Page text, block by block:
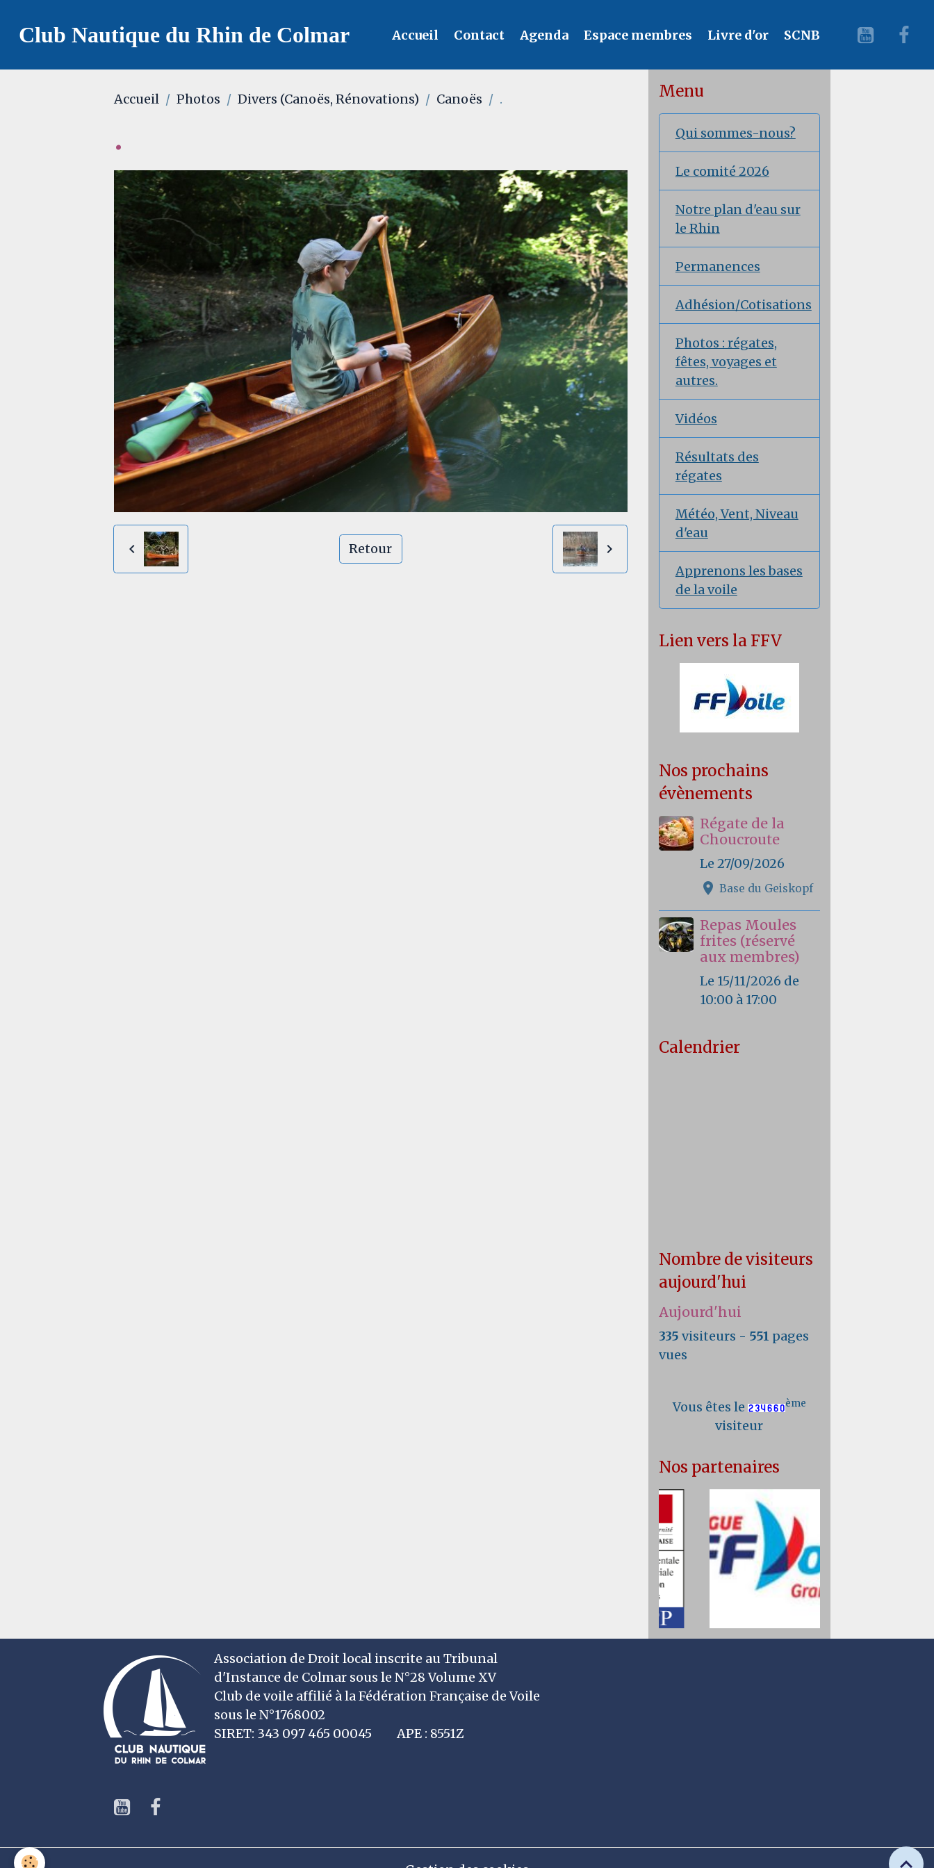
Club Nautique du Rhin de Colmar Accueil Contact Agenda Espace membres Livre d'or SCNB
Accueil Photos Divers (Canoës, Rénovations) Canoës .
.
Retour
Menu
Qui sommes-nous?
Le comité 2026
Notre plan d'eau sur
le Rhin
Permanences
Adhésion/Cotisations
Photos : régates,
fêtes, voyages et
autres.
Vidéos
Résultats des
régates
Météo, Vent, Niveau
d'eau
Apprenons les bases
de la voile
Lien vers la FFV
Nos prochains
évènements
Régate de la
Choucroute
Le 27/09/2026
Base du Geiskopf
Repas Moules
frites (réservé
aux membres)
Le 15/11/2026 de
10:00 à 17:00
Calendrier
Nombre de visiteurs
aujourd'hui
Aujourd'hui
335 visiteurs - 551 pages
vues
Vous êtes le ème
visiteur
Nos partenaires
Association de Droit local inscrite au Tribunal
d'Instance de Colmar sous le N°28 Volume XV
Club de voile affilié à la Fédération Française de Voile
sous le N°1768002
SIRET: 343 097 465 00045 APE : 8551Z